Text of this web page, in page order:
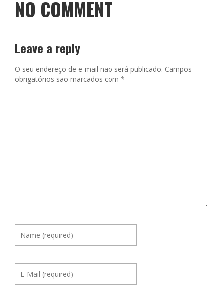
NO COMMENT
Leave a reply
O seu endereço de e-mail não será publicado. Campos
obrigatórios são marcados com *